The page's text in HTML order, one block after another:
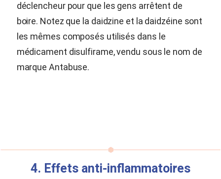
déclencheur pour que les gens arrêtent de
boire. Notez que la daidzine et la daidzéine sont
les mêmes composés utilisés dans le
médicament disulfirame, vendu sous le nom de
marque Antabuse.
4. Effets anti-inflammatoires